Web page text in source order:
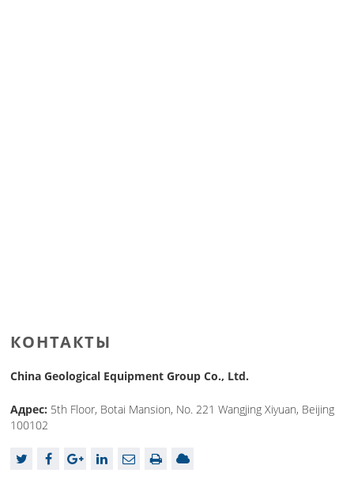
КОНТАКТЫ
China Geological Equipment Group Co., Ltd.
Адрес: 5th Floor, Botai Mansion, No. 221 Wangjing Xiyuan, Beijing
100102